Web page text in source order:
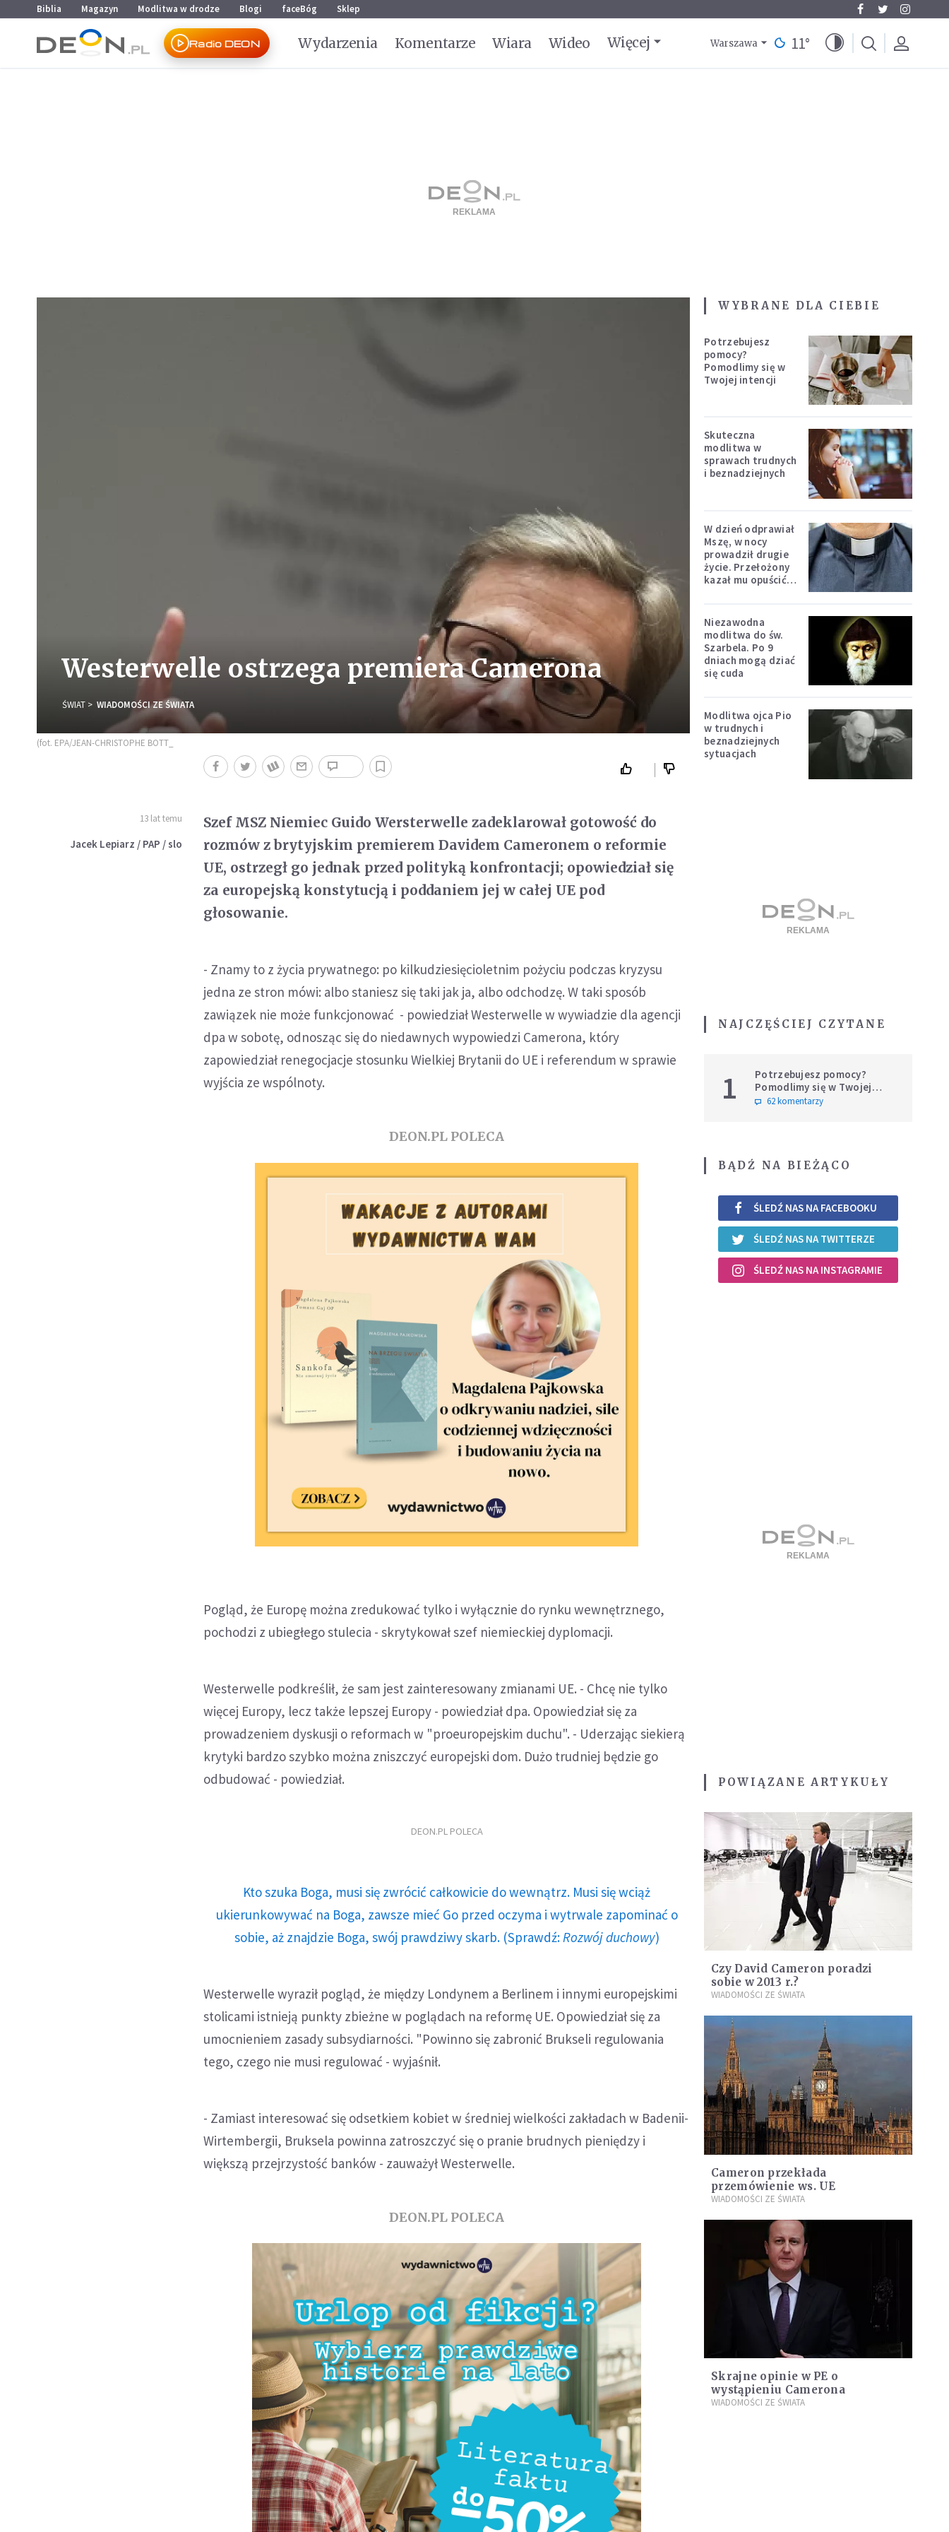
Przejdź do menu głównego
Przejdź do treści
Biblia Magazyn Modlitwa w drodze Blogi faceBóg Sklep
Radio DEON Wydarzenia Komentarze Wiara Wideo Więcej Warszawa 11°
Westerwelle ostrzega premiera Camerona
ŚWIAT WIADOMOŚCI ZE ŚWIATA
(fot. EPA/JEAN-CHRISTOPHE BOTT_
13 lat temu
Jacek Lepiarz / PAP / slo
Szef MSZ Niemiec Guido Wersterwelle zadeklarował gotowość do
rozmów z brytyjskim premierem Davidem Cameronem o reformie
UE, ostrzegł go jednak przed polityką konfrontacji; opowiedział się
za europejską konstytucją i poddaniem jej w całej UE pod
głosowanie.
- Znamy to z życia prywatnego: po kilkudziesięcioletnim pożyciu podczas kryzysu
jedna ze stron mówi: albo staniesz się taki jak ja, albo odchodzę. W taki sposób
zawiązek nie może funkcjonować - powiedział Westerwelle w wywiadzie dla agencji
dpa w sobotę, odnosząc się do niedawnych wypowiedzi Camerona, który
zapowiedział renegocjacje stosunku Wielkiej Brytanii do UE i referendum w sprawie
wyjścia ze wspólnoty.
DEON.PL POLECA
Pogląd, że Europę można zredukować tylko i wyłącznie do rynku wewnętrznego,
pochodzi z ubiegłego stulecia - skrytykował szef niemieckiej dyplomacji.
Westerwelle podkreślił, że sam jest zainteresowany zmianami UE. - Chcę nie tylko
więcej Europy, lecz także lepszej Europy - powiedział dpa. Opowiedział się za
prowadzeniem dyskusji o reformach w "proeuropejskim duchu". - Uderzając siekierą
krytyki bardzo szybko można zniszczyć europejski dom. Dużo trudniej będzie go
odbudować - powiedział.
DEON.PL POLECA
Kto szuka Boga, musi się zwrócić całkowicie do wewnątrz. Musi się wciąż
ukierunkowywać na Boga, zawsze mieć Go przed oczyma i wytrwale zapominać o
sobie, aż znajdzie Boga, swój prawdziwy skarb. (Sprawdź: Rozwój duchowy)
Westerwelle wyraził pogląd, że między Londynem a Berlinem i innymi europejskimi
stolicami istnieją punkty zbieżne w poglądach na reformę UE. Opowiedział się za
umocnieniem zasady subsydiarności. "Powinno się zabronić Brukseli regulowania
tego, czego nie musi regulować - wyjaśnił.
- Zamiast interesować się odsetkiem kobiet w średniej wielkości zakładach w Badenii-
Wirtembergii, Bruksela powinna zatroszczyć się o pranie brudnych pieniędzy i
większą przejrzystość banków - zauważył Westerwelle.
DEON.PL POLECA
WYBRANE DLA CIEBIE
Potrzebujesz
pomocy?
Pomodlimy się w
Twojej intencji
Skuteczna
modlitwa w
sprawach trudnych
i beznadziejnych
W dzień odprawiał
Mszę, w nocy
prowadził drugie
życie. Przełożony
kazał mu opuścić
Niezawodna
modlitwa do św.
Szarbela. Po 9
dniach mogą dziać
się cuda
Modlitwa ojca Pio
w trudnych i
beznadziejnych
sytuacjach
NAJCZĘŚCIEJ CZYTANE
1
Potrzebujesz pomocy?
Pomodlimy się w Twojej
intencji
62 komentarzy
BĄDŹ NA BIEŻĄCO
ŚLEDŹ NAS NA FACEBOOKU
ŚLEDŹ NAS NA TWITTERZE
ŚLEDŹ NAS NA INSTAGRAMIE
POWIĄZANE ARTYKUŁY
Czy David Cameron poradzi
sobie w 2013 r.?
WIADOMOŚCI ZE ŚWIATA
Cameron przekłada
przemówienie ws. UE
WIADOMOŚCI ZE ŚWIATA
Skrajne opinie w PE o
wystąpieniu Camerona
WIADOMOŚCI ZE ŚWIATA